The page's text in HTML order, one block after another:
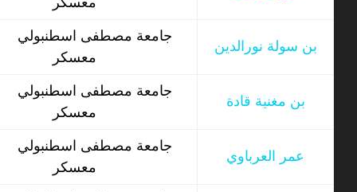
جامعة مصطفى اسطنبولي
بن سولة نورالدين
جامعة مصطفى اسطنبولي
بن مغنية قادة
جامعة مصطفى اسطنبولي
عمر العرباوي